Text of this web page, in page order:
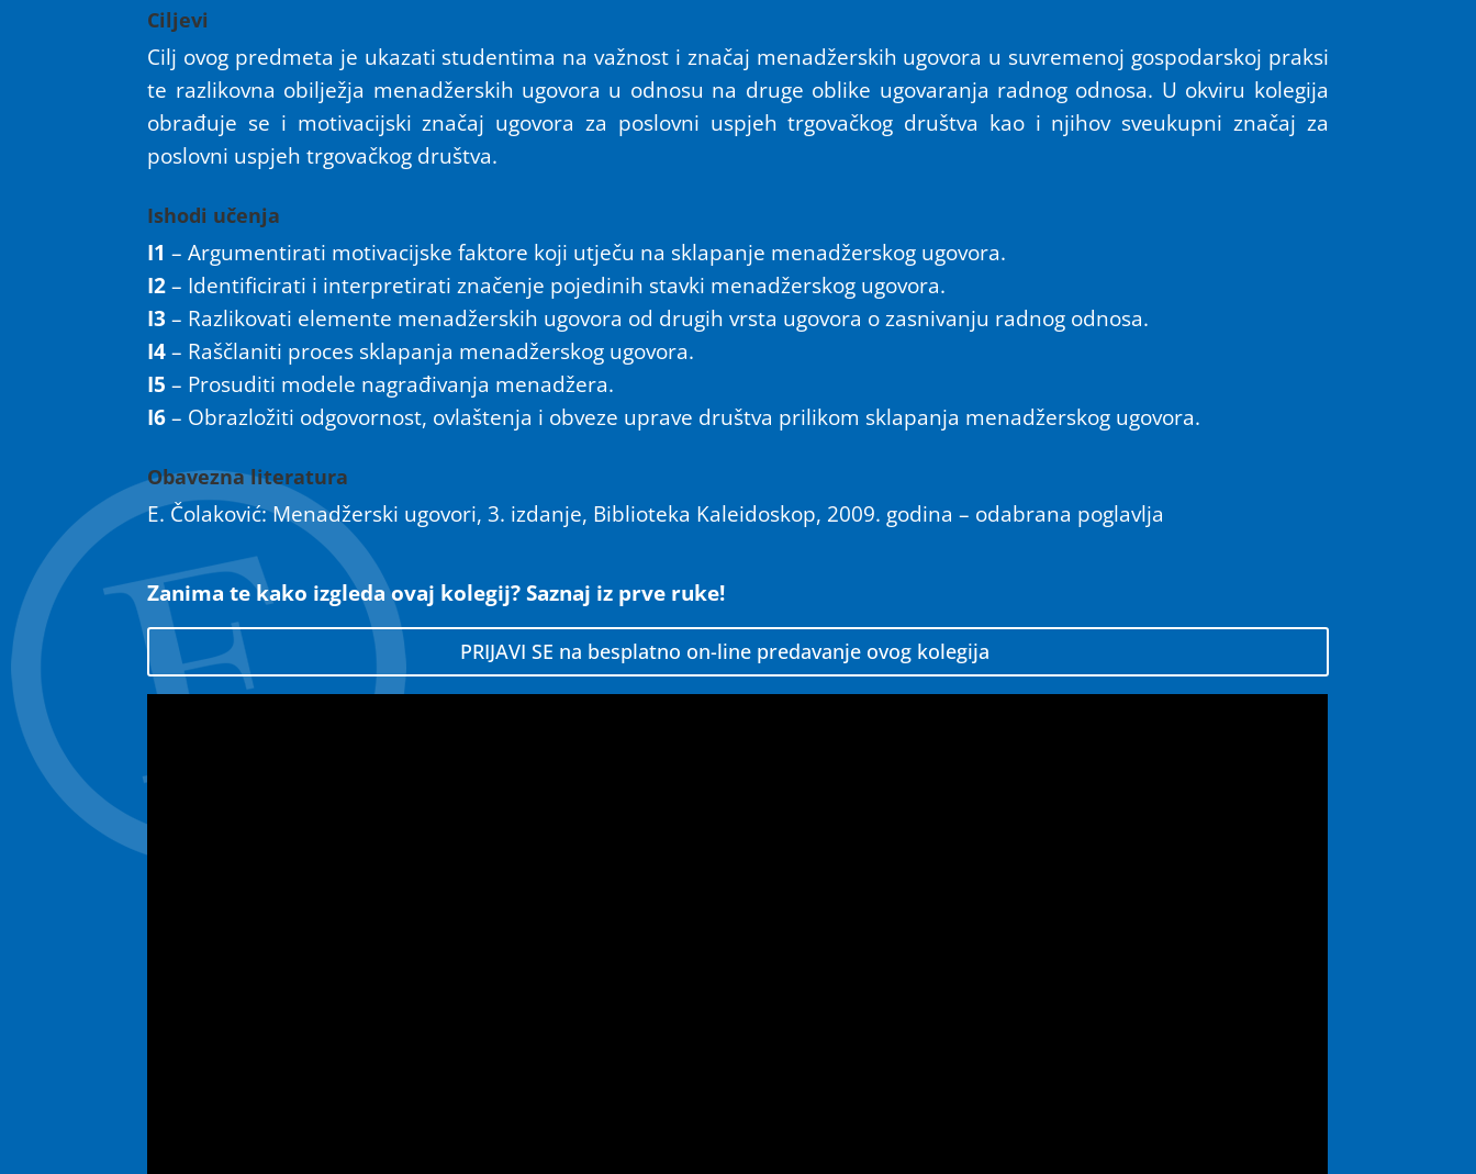
Ciljevi
Cilj ovog predmeta je ukazati studentima na važnost i značaj menadžerskih ugovora u suvremenoj gospodarskoj praksi
te razlikovna obilježja menadžerskih ugovora u odnosu na druge oblike ugovaranja radnog odnosa. U okviru kolegija
obrađuje se i motivacijski značaj ugovora za poslovni uspjeh trgovačkog društva kao i njihov sveukupni značaj za
poslovni uspjeh trgovačkog društva.
Ishodi učenja
I1 – Argumentirati motivacijske faktore koji utječu na sklapanje menadžerskog ugovora.
I2– Identificirati i interpretirati značenje pojedinih stavki menadžerskog ugovora.
I3 – Razlikovati elemente menadžerskih ugovora od drugih vrsta ugovora o zasnivanju radnog odnosa.
I4– Raščlaniti proces sklapanja menadžerskog ugovora.
I5 – Prosuditi modele nagrađivanja menadžera.
I6– Obrazložiti odgovornost, ovlaštenja i obveze uprave društva prilikom sklapanja menadžerskog ugovora.
Obavezna literatura
E. Čolaković: Menadžerski ugovori, 3. izdanje, Biblioteka Kaleidoskop, 2009. godina – odabrana poglavlja
Zanima te kako izgleda ovaj kolegij? Saznaj iz prve ruke!
PRIJAVI SE na besplatno on-line predavanje ovog kolegija